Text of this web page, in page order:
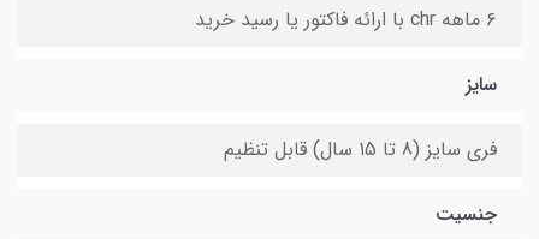
۶ ماهه chr با ارائه فاکتور یا رسید خرید
سایز
فری سایز (8 تا 15 سال) قابل تنظیم
جنسیت